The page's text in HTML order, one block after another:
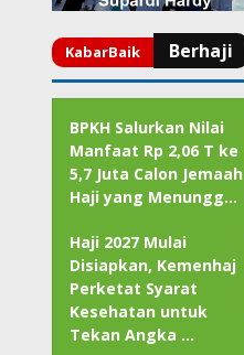
BPKH Salurkan Nilai
Manfaat Rp 2,06 T ke
5,7 Juta Calon Jemaah
Haji yang Menungg…
Haji 2027 Mulai
Disiapkan, Kemenhaj
Perketat Syarat
Kesehatan untuk
Tekan Angka …